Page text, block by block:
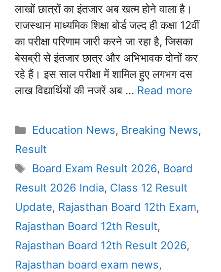
लाखों छात्रों का इंतजार अब खत्म होने वाला है।
राजस्थान माध्यमिक शिक्षा बोर्ड जल्द ही कक्षा 12वीं
का परीक्षा परिणाम जारी करने जा रहा है, जिसका
बेसब्री से इंतजार छात्र और अभिभावक दोनों कर
रहे हैं। इस साल परीक्षा में शामिल हुए लगभग दस
लाख विद्यार्थियों की नजरें अब … Read more
Categories
Education News, Breaking News,
Result
Tags
Board Exam Result 2026, Board
Result 2026 India, Class 12 Result
Update, Rajasthan Board 12th Exam,
Rajasthan Board 12th Result,
Rajasthan Board 12th Result 2026,
Rajasthan board exam news,